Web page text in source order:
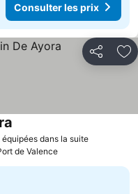
Consulter les prix
Partager
dans la suite
de Valence